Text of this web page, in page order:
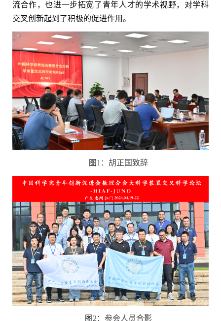
流合作，也进一步拓宽了青年人才的学术视野，对学科
交叉创新起到了积极的促进作用。
图 1 ：胡正国致辞
图2：参会人员合影